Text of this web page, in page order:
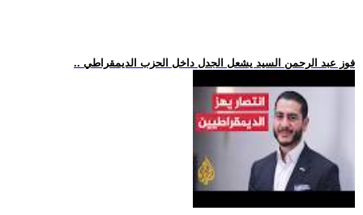
.. فوز عبد الرحمن السيد يشعل الجدل داخل الحزب الديمقراطي